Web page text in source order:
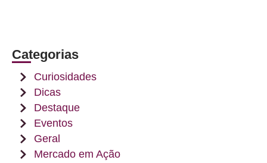
Categorias
Curiosidades
Dicas
Destaque
Eventos
Geral
Mercado em Ação